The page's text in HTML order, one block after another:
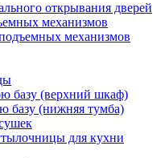
открывания дверей
механизмов
механизмов
базу (верхний шкаф)
(нижняя тумба)
для кухни